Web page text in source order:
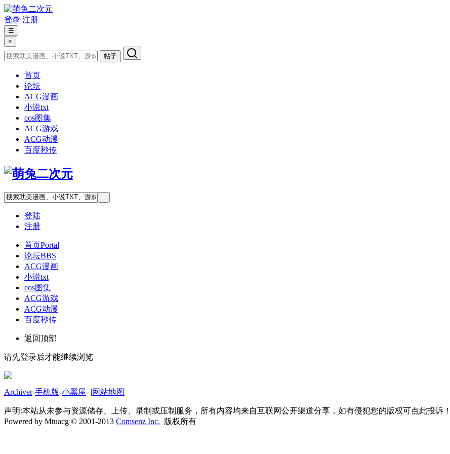
登录 注册
☰
×
帖子
首页
论坛
ACG漫画
小说txt
cos图集
ACG游戏
ACG动漫
百度秒传
登陆
注册
首页Portal
论坛BBS
ACG漫画
小说txt
cos图集
ACG游戏
ACG动漫
百度秒传
返回顶部
请先登录后才能继续浏览
Archiver-手机版-小黑屋- |网站地图
声明:本站从未参与资源储存、上传、录制或压制服务，所有内容均来自互联网公开渠道分享，如有侵犯您的版权可点此投诉！
Powered by Mtuacg © 2001-2013 Comsenz Inc. 版权所有